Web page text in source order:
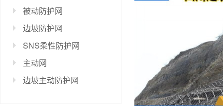
被动防护网
边坡防护网
SNS柔性防护网
主动网
边坡主动防护网